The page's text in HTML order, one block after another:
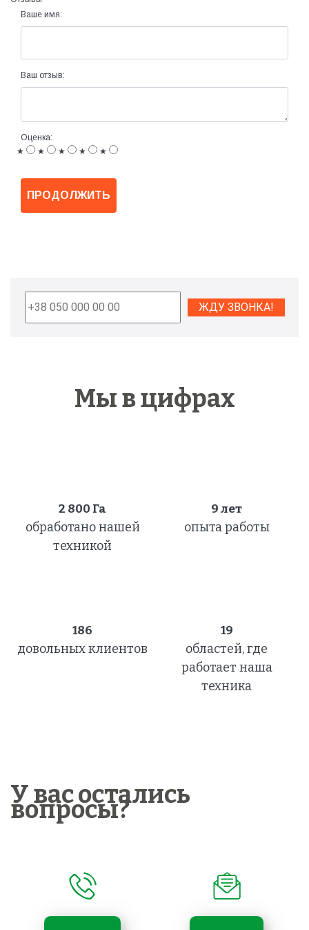
Ваше имя:
Ваш отзыв:
Оценка:
★
★
★
★
★
ПРОДОЛЖИТЬ
Мы в цифрах
2 800 Га
обработано нашей
техникой
9 лет
опыта работы
186
довольных клиентов
19
областей, где
работает наша
техника
У вас остались
вопросы?